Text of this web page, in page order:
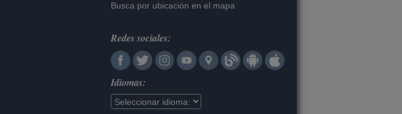
Busca por ubicación en el mapa
Redes sociales:
Idiomas: